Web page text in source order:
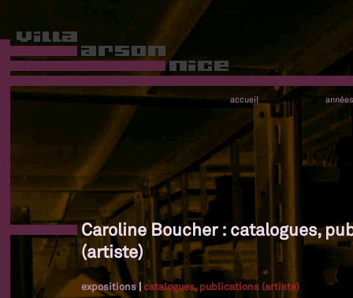
accueil années
Caroline Boucher : catalogues,
(artiste)
expositions|catalogues, publications (artiste)